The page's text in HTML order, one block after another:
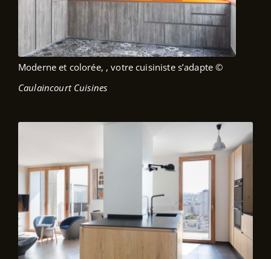
Moderne et colorée, , votre cuisiniste s’adapte ©
Caulaincourt Cuisines